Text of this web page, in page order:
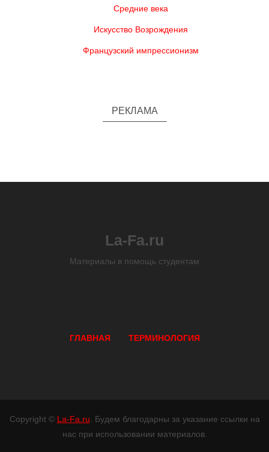
Средние века
Искусство Возрождения
Французский импрессионизм
РЕКЛАМА
La-Fa.ru
Материалы в помощь студентам
ГЛАВНАЯ ТЕРМИНОЛОГИЯ
Copyright © La-Fa.ru . Будем благодарны за указание ссылки на
нас при использовании материалов.